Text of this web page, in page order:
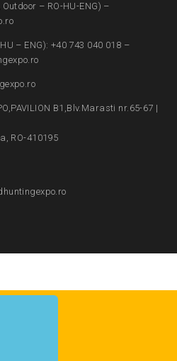
– RO-HU-ENG) –
– ENG): +40 743 040 018 –
B1,Blv.Marasti nr.65-67 |
RO-410195